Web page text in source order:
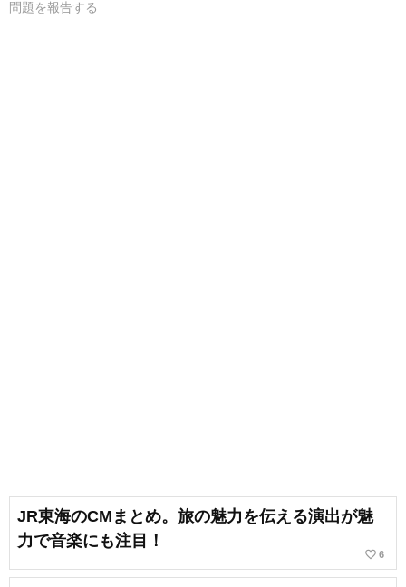
問題を報告する
JR東海のCMまとめ。旅の魅力を伝える演出が魅
力で音楽にも注目！
favorite_border 6